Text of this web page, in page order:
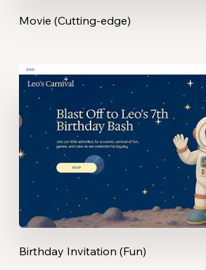
Movie (Cutting-edge)
Birthday Invitation (Fun)